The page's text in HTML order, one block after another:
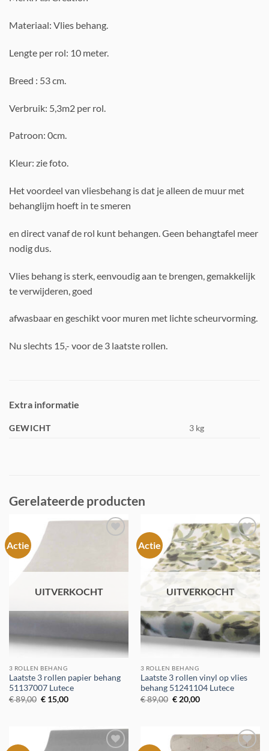
Materiaal: Vlies behang.
Lengte per rol: 10 meter.
Breed : 53 cm.
Verbruik: 5,3m2 per rol.
Patroon: 0cm.
Kleur: zie foto.
Het voordeel van vliesbehang is dat je alleen de muur met
behanglijm hoeft in te smeren
en direct vanaf de rol kunt behangen. Geen behangtafel meer
nodig dus.
Vlies behang is sterk, eenvoudig aan te brengen, gemakkelijk
te verwijderen, goed
afwasbaar en geschikt voor muren met lichte scheurvorming.
Nu slechts 15,- voor de 3 laatste rollen.
Extra informatie
GEWICHT 3 kg
Gerelateerde producten
Actie
UITVERKOCHT
3 ROLLEN BEHANG
Laatste 3 rollen papier behang
51137007 Lutece
€89,00 Oorspronkelijke
€15,00Huidige
Actie
Toevoegen
aan
verlanglijst
UITVERKOCHT
3 ROLLEN BEHANG
Laatste 3 rollen vinyl op vlies
behang 51241104 Lutece
€89,00 Oorspronkelijke
€20,00Huidige